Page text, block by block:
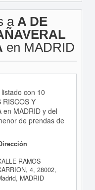
a A DE
en MADRID
con 10
RISCOS Y
en MADRID y del
de prendas de
RAMOS
4, 28002,
MADRID